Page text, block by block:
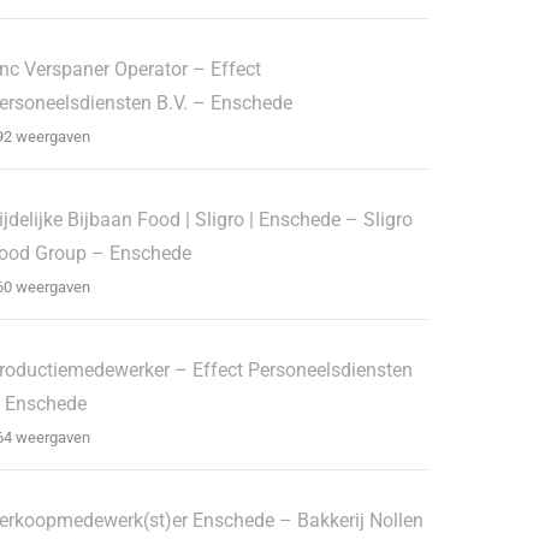
Verspaner Operator – Effect
B.V. – Enschede
weergaven
Bijbaan Food | Sligro | Enschede – Sligro
Group – Enschede
weergaven
– Effect Personeelsdiensten
weergaven
Enschede – Bakkerij Nollen